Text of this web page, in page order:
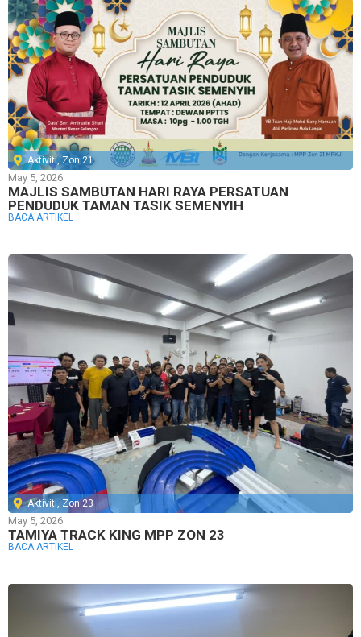
Aktiviti,Zon 21
May 5, 2026
MAJLIS SAMBUTAN HARI RAYA PERSATUAN
PENDUDUK TAMAN TASIK SEMENYIH
BACA ARTIKEL
Aktiviti Zon 23
May 5, 2026
TAMIYA TRACK KING MPP ZON 23
BACA ARTIKEL